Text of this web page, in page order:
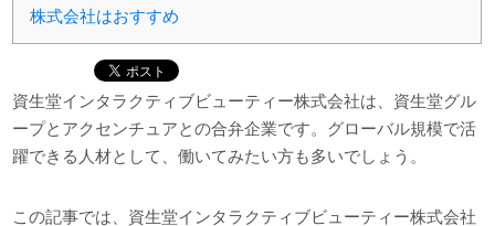
株式会社はおすすめ
資生堂インタラクティブビューティー株式会社は、資生堂グル
ープとアクセンチュアとの合弁企業です。グローバル規模で活
躍できる人材として、働いてみたい方も多いでしょう。
この記事では、資生堂インタラクティブビューティー株式会社